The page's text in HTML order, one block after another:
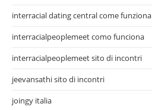
interracial dating central come funziona
interracialpeoplemeet como funciona
interracialpeoplemeet sito di incontri
jeevansathi sito di incontri
joingy italia